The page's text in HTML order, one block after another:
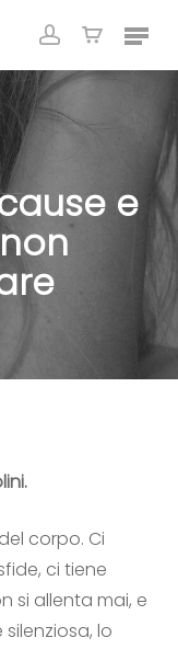
account
Menu
Close
Cart
e
corpo. Ci
ci tiene
si allenta mai, e
lo